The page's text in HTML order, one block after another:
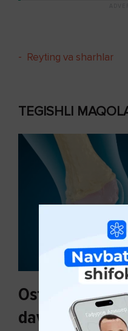
- Reyting va sharhlar
TEGISHLI
Osteoartroz
davolash